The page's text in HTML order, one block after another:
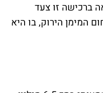
ברכישה זו צעד
המימן הירוק, בו היא